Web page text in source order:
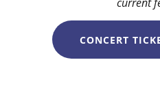
current
CONCERT